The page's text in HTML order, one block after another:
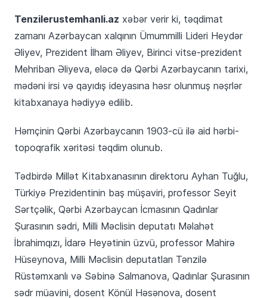
Tenzilerustemhanli.az xəbər verir ki, təqdimat
zamanı Azərbaycan xalqının Ümummilli Lideri Heydər
Əliyev, Prezident İlham Əliyev, Birinci vitse-prezident
Mehriban Əliyeva, eləcə də Qərbi Azərbaycanın tarixi,
mədəni irsi və qayıdış ideyasına həsr olunmuş nəşrlər
kitabxanaya hədiyyə edilib.
Həmçinin Qərbi Azərbaycanın 1903-cü ilə aid hərbi-
topoqrafik xəritəsi təqdim olunub.
Tədbirdə Millət Kitabxanasının direktoru Ayhan Tuğlu,
Türkiyə Prezidentinin baş müşaviri, professor Seyit
Sərtçəlik, Qərbi Azərbaycan İcmasının Qadınlar
Şurasının sədri, Milli Məclisin deputatı Məlahət
İbrahimqızı, İdarə Heyətinin üzvü, professor Mahirə
Hüseynova, Milli Məclisin deputatları Tənzilə
Rüstəmxanlı və Səbinə Salmanova, Qadınlar Şurasının
sədr müavini, dosent Könül Həsənova, dosent